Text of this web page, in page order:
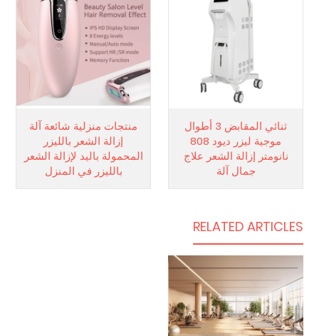
ثنائي المقابض 3 أطوال
موجية ليزر ديود 808
نانومتر إزالة الشعر علاج
جمال آلة
منتجات منزلية شائعة آلة
إزالة الشعر بالليزر
المحمولة باليد لإزالة الشعر
بالليزر في المنزل
RELATED ARTICLES